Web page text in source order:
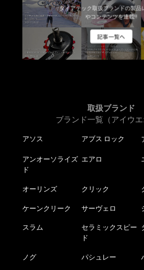
ダイアテック取扱ブランドの製品
やコンテンツを連載!!
記事一覧へ
取扱ブランド
ブランド一覧（アイウエ
アソス アブス ロック
アンオーソライズ
ド
エアロ
オーリンズ クリック
ケーンクリーク サーヴェロ
スラム
セラミックスピー
ド
ノグ パシュレー